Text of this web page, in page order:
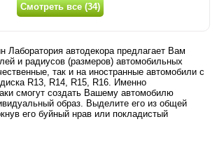
Смотреть все (34)
Лаборатория автодекора предлагает Вам
и радиусов (размеров) автомобильных
так и на иностранные автомобили с
R13, R14, R15, R16. Именно
смогут создать Вашему автомобилю
образ. Выделите его из общей
его буйный нрав или покладистый